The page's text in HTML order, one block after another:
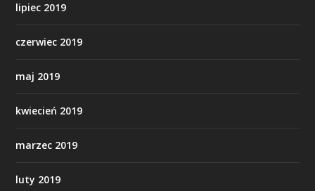
lipiec 2019
czerwiec 2019
maj 2019
kwiecień 2019
marzec 2019
luty 2019